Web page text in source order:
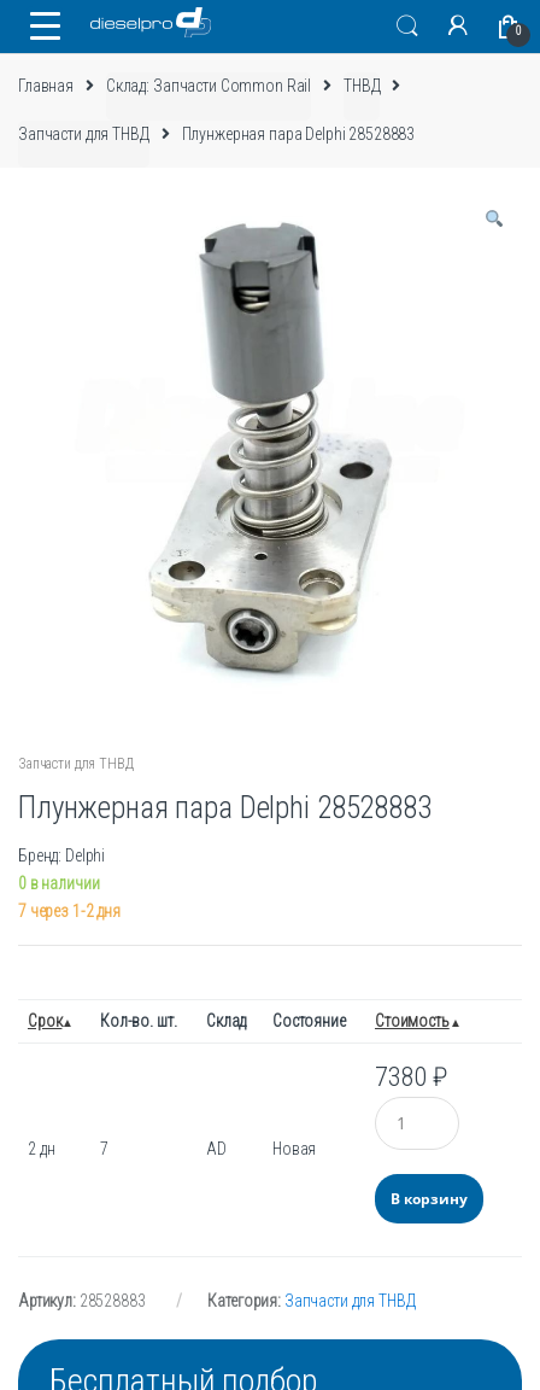
0
Главная Склад: Запчасти Common Rail ТНВД
Запчасти для ТНВД Плунжерная пара Delphi 28528883
Запчасти для ТНВД
Плунжерная пара Delphi 28528883
Бренд: Delphi
0 в наличии
7 через 1-2 дня
Срок Кол-во. шт. Склад Состояние Стоимость
2 дн 7 AD Новая
7380₽
Количество
В корзину
Артикул: 28528883 Категория: Запчасти для ТНВД
Бесплатный подбор